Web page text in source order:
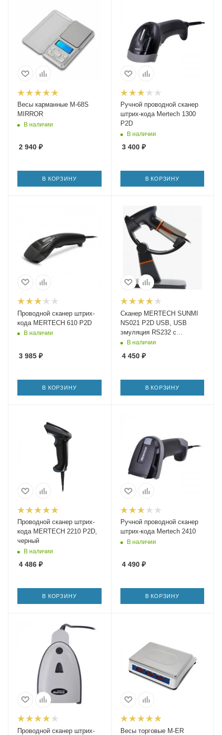
Весы карманные M-68S
MIRROR
В наличии
2 940 ₽
В КОРЗИНУ
Ручной проводной сканер
штрих-кода Mertech 1300
P2D
В наличии
3 400₽
В КОРЗИНУ
Проводной сканер штрих-
кода MERTECH 610 P2D
В наличии
3 985 ₽
В КОРЗИНУ
Сканер MERTECH SUNMI
NS021 P2D USB, USB
эмуляция RS232 с
пластиковой подставкой
В наличии
4 450₽
В КОРЗИНУ
Проводной сканер штрих-
кода MERTECH 2210 P2D,
черный
В наличии
4 486 ₽
В КОРЗИНУ
Ручной проводной сканер
штрих-кода Mertech 2410
В наличии
4 490₽
В КОРЗИНУ
Проводной сканер штрих-
Весы торговые M-ER